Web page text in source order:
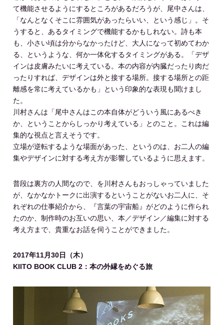
て機能させるようにするところがあるだろうが、尾中さんは、
「なんとなくそこに雰囲気があったらいい、という感じ」。そ
うすると、あるタイミングで機能するかもしれない。詩も本
も、小さい頃は分からなかったけど、大人になって初めてわか
る、というような、何か一体化するタイミングがある。「デザ
インは皮膚みたいに考えている。本の内容が内臓だったり肉だ
ったりすれば、デザインは外と接する場所。接する場所との距
離感を常に考えているかも」という印象的な表現も聞けまし
た。
川村さんは「尾中さんはこの本自体がどういう風にあるべき
か、ということからしっかり考えている」とのこと。これは編
集的な視点と言えそうです。
立場が逆転するような場面があった、というのは、お二人の編
集やデザインに対する考え方が影響しているように思えます。
普段は裏方の人間なので、を川村さんもおっしゃっていました
が、なかなかトークに出演するということがないお二人に、そ
れぞれの仕事紹介から、『言葉の宇宙船』がどのように作られ
たのか、制作時のお互いの思い、本／デザイン／編集に対する
考え方まで、貴重なお話を伺うことができました。
2017年11月30日（木）
KIITO BOOK CLUB 2：本の外縁をめぐる旅